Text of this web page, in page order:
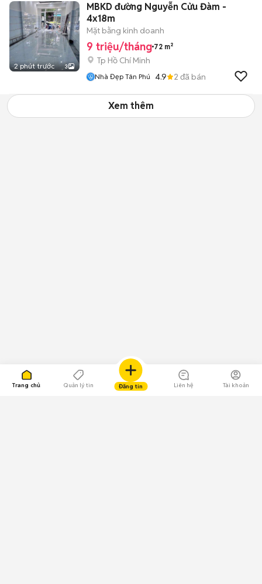
Trang chủ Quản lý tin Đăng tin Liên hệ Tài khoản
2 phút trước 3
MBKD đường Nguyễn Cửu Đàm -
4x18m
Mặt bằng kinh doanh
9 triệu/tháng 72 m²
Tp Hồ Chí Minh
Nhà Đẹp Tân Phú 4.9 2 đã bán
Xem thêm